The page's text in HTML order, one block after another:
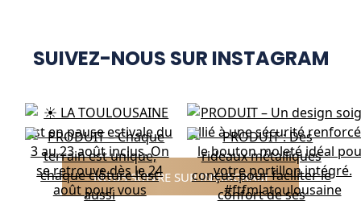
SUIVEZ-NOUS SUR INSTAGRAM
NOUS SUIVRE SUR INSTAGRAM